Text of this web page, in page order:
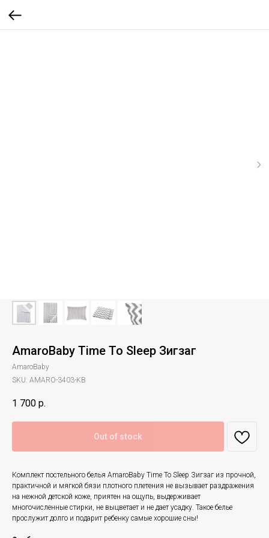
AmaroBaby Time To Sleep Зигзаг
AmaroBaby
SKU: AMARO-3403-KB
1 700 р.
Out of stock
Комплект постельного белья AmaroBaby Time To Sleep Зигзаг из прочной,
практичной и мягкой бязи плотного плетения не вызывает раздражения
на нежной детской коже, приятен на ощупь, выдерживает
многочисленные стирки, не выцветает и не дает усадку. Такое белье
прослужит долго и подарит ребенку самые хорошие сны!